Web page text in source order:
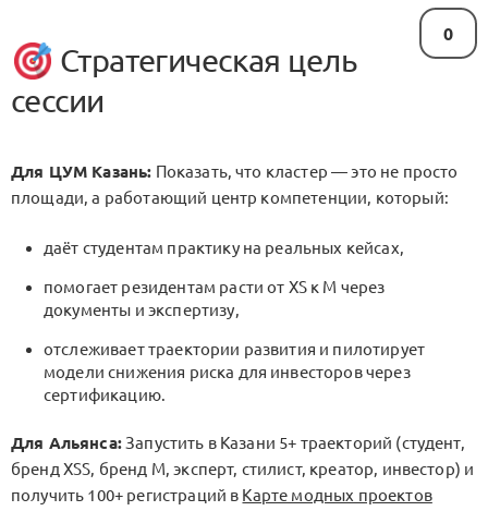
0
Стратегическая цель
сессии
Для ЦУМ Казань: Показать, что кластер — это не просто
площади, а работающий центр компетенции, который:
даёт студентам практику на реальных кейсах,
помогает резидентам расти от XS к M через
документы и экспертизу,
отслеживает траектории развития и пилотирует
модели снижения риска для инвесторов через
сертификацию.
Для Альянса:Запустить в Казани 5+ траекторий (студент,
бренд XSS, бренд M, эксперт, стилист, креатор, инвестор) и
получить 100+ регистраций в Карте модных проектов